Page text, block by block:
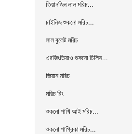
তিয়ানজিন লাল মরিচ...
চাইনিজ শুকনো মরিচ...
লাল বুলেট মরিচ
এরজিংতিয়াও শুকনো চিলিস...
জিয়ান মরিচ
মরিচ রিং
শুকনো পাখি আই মরিচ...
শুকনো পাপ্রিকা মরিচ...